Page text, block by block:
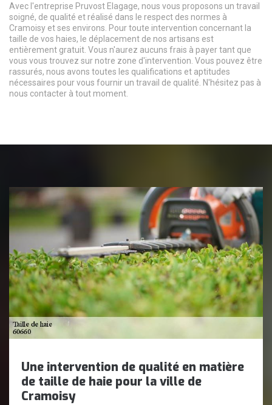
Avec l'entreprise Pruvost Elagage, nous vous proposons un travail
soigné, de qualité et réalisé dans le respect des normes à
Cramoisy et ses environs. Pour toute intervention concernant la
taille de vos haies, le déplacement de nos artisans est
entièrement gratuit. Vous n'aurez aucuns frais à payer tant que
vous vous trouvez sur notre zone d'intervention. Vous pouvez être
rassurés, nous avons toutes les qualifications et aptitudes
nécessaires pour vous fournir un travail de qualité. N'hésitez pas à
nous contacter à tout moment.
Une intervention de qualité en matière
de taille de haie pour la ville de
Cramoisy